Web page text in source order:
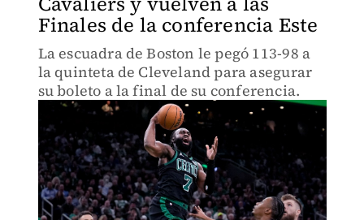
Finales de la conferencia Este
La escuadra de Boston le pegó 113-98 a
la quinteta de Cleveland para asegurar
su boleto a la final de su conferencia.